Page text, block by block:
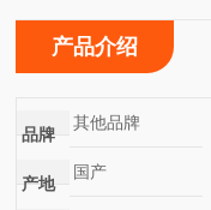
产品介绍
品牌
其他品牌
产地
国产